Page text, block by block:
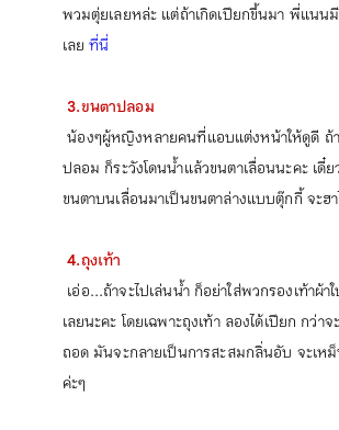
พวมตุ่ยเลยหล่ะ แต่ถ้าเกิดเปียกขึ้นมา พี่แนน
เลยที่นี่
3.ขนตาปลอม
น้องๆผู้หญิงหลายคนที่แอบแต่งหน้าให้ดูดี ถ้
ปลอม ก็ระวังโดนน้ำแล้วขนตาเลื่อนนะคะ เดี๋
ขนตาบนเลื่อนมาเป็นขนตาล่างแบบตุ๊กกี้ จะฮ
4.ถุงเท้า
เอ่อ...ถ้าจะไปเล่นน้ำ ก็อย่าใส่พวกรองเท้าผ้า
เลยนะคะ โดยเฉพาะถุงเท้า ลองได้เปียก กว่า
ถอด มันจะกลายเป็นการสะสมกลิ่นอับ จะเหม็
ค่ะๆ